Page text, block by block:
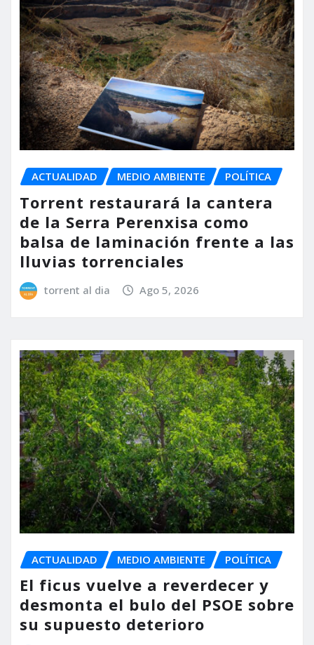
ACTUALIDAD MEDIO AMBIENTE POLÍTICA
Torrent restaurará la cantera
de la Serra Perenxisa como
balsa de laminación frente a las
lluvias torrenciales
torrent al dia Ago 5, 2026
ACTUALIDAD MEDIO AMBIENTE POLÍTICA
El ficus vuelve a reverdecer y
desmonta el bulo del PSOE sobre
su supuesto deterioro